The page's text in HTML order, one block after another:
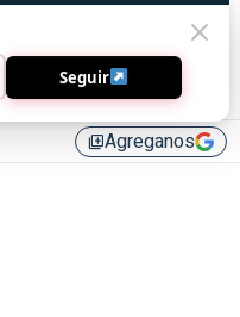
library_addAgreganos
Seguir